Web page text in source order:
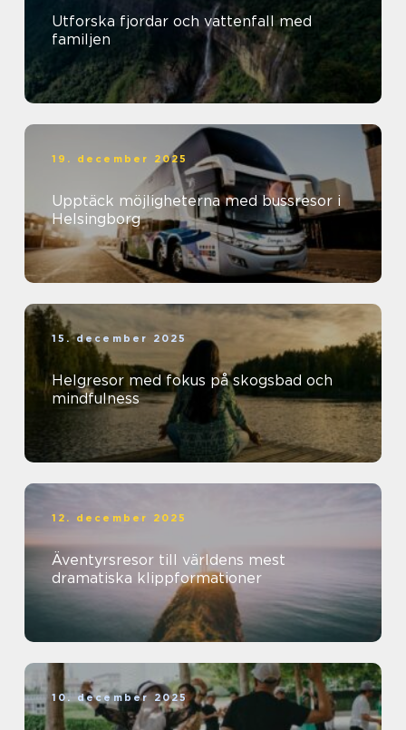
Utforska fjordar och vattenfall med
familjen
19. december 2025
Upptäck möjligheterna med bussresor i
Helsingborg
15. december 2025
Helgresor med fokus på skogsbad och
mindfulness
12. december 2025
Äventyrsresor till världens mest
dramatiska klippformationer
10. december 2025